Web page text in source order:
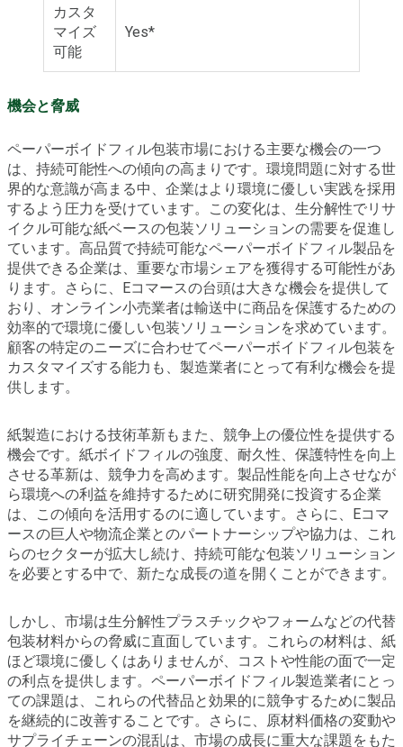
カスタ
マイズ
可能
Yes*
機会と脅威
ペーパーボイドフィル包装市場における主要な機会の一つ
は、持続可能性への傾向の高まりです。環境問題に対する世
界的な意識が高まる中、企業はより環境に優しい実践を採用
するよう圧力を受けています。この変化は、生分解性でリサ
イクル可能な紙ベースの包装ソリューションの需要を促進し
ています。高品質で持続可能なペーパーボイドフィル製品を
提供できる企業は、重要な市場シェアを獲得する可能性があ
ります。さらに、Eコマースの台頭は大きな機会を提供して
おり、オンライン小売業者は輸送中に商品を保護するための
効率的で環境に優しい包装ソリューションを求めています。
顧客の特定のニーズに合わせてペーパーボイドフィル包装を
カスタマイズする能力も、製造業者にとって有利な機会を提
供します。
紙製造における技術革新もまた、競争上の優位性を提供する
機会です。紙ボイドフィルの強度、耐久性、保護特性を向上
させる革新は、競争力を高めます。製品性能を向上させなが
ら環境への利益を維持するために研究開発に投資する企業
は、この傾向を活用するのに適しています。さらに、Eコマ
ースの巨人や物流企業とのパートナーシップや協力は、これ
らのセクターが拡大し続け、持続可能な包装ソリューション
を必要とする中で、新たな成長の道を開くことができます。
しかし、市場は生分解性プラスチックやフォームなどの代替
包装材料からの脅威に直面しています。これらの材料は、紙
ほど環境に優しくはありませんが、コストや性能の面で一定
の利点を提供します。ペーパーボイドフィル製造業者にとっ
ての課題は、これらの代替品と効果的に競争するために製品
を継続的に改善することです。さらに、原材料価格の変動や
サプライチェーンの混乱は、市場の成長に重大な課題をもた